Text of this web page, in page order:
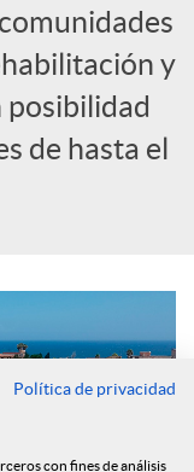
y
posibilidad
de hasta el
Política de privacidad
con fines de análisis